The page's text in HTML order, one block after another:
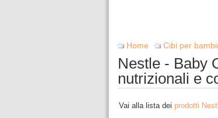
Home Cibi per
Nestle - Baby
nutrizionali e
Vai alla lista dei prodotti